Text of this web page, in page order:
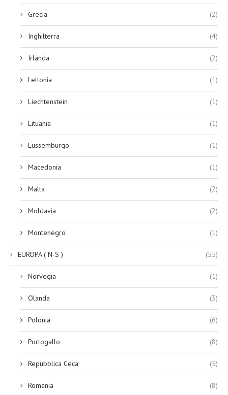
Grecia (2)
Inghilterra (4)
Irlanda (2)
Lettonia (1)
Liechtenstein (1)
Lituania (1)
Lussemburgo (1)
Macedonia (1)
Malta (2)
Moldavia (2)
Montenegro (1)
EUROPA ( N-S ) (55)
Norvegia (1)
Olanda (3)
Polonia (6)
Portogallo (8)
Repubblica Ceca (5)
Romania (8)